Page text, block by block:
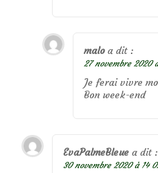
malo a dit :
27 novembre 2020
Je ferai vivre
Bon week-end
EvaPalmeBleue a dit :
30 novembre 2020 à 14